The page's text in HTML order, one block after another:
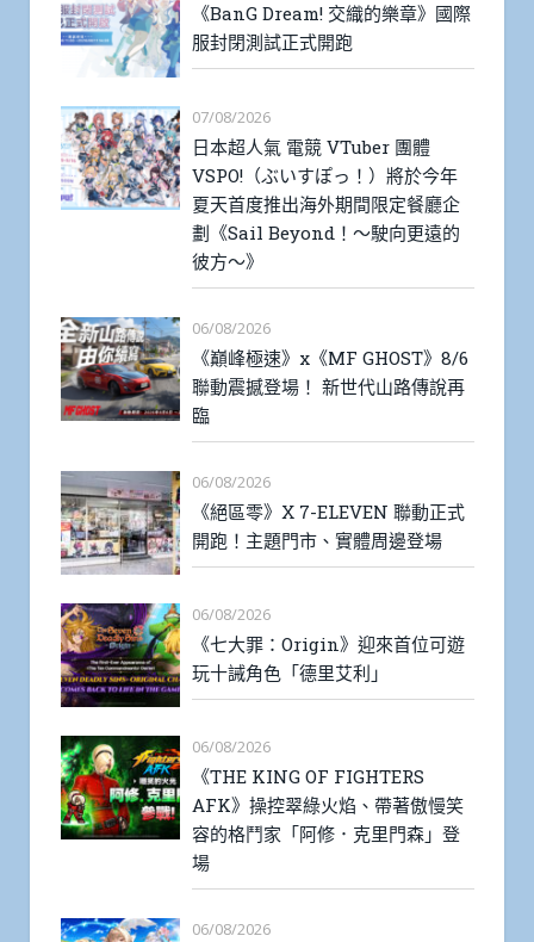
《BanG Dream! 交織的樂章》國際
服封閉測試正式開跑
07/08/2026
日本超人氣 電競 VTuber 團體
VSPO!（ぶいすぽっ！）將於今年
夏天首度推出海外期間限定餐廳企
劃《Sail Beyond！～駛向更遠的
彼方～》
06/08/2026
《巔峰極速》x《MF GHOST》8/6
聯動震撼登場！ 新世代山路傳說再
臨
06/08/2026
《絕區零》X 7-ELEVEN 聯動正式
開跑！主題門市、實體周邊登場
06/08/2026
《七大罪：Origin》迎來首位可遊
玩十誡角色「德里艾利」
06/08/2026
《THE KING OF FIGHTERS
AFK》操控翠綠火焰、帶著傲慢笑
容的格鬥家「阿修．克里門森」登
場
06/08/2026